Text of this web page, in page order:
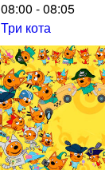
08:00 - 08:05
Три кота